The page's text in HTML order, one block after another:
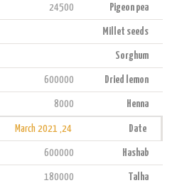
Pigeon pea
24500
Millet seeds
Sorghum
Dried lemon
600000
Henna
8000
Date
24, March 2021
Hashab
600000
Talha
180000